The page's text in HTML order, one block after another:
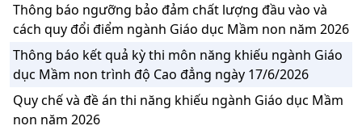
Thông báo ngưỡng bảo đảm chất lượng đầu vào và
cách quy đổi điểm ngành Giáo dục Mầm non năm 2026
Thông báo kết quả kỳ thi môn năng khiếu ngành Giáo
dục Mầm non trình độ Cao đẳng ngày 17/6/2026
Quy chế và đề án thi năng khiếu ngành Giáo dục Mầm
non năm 2026